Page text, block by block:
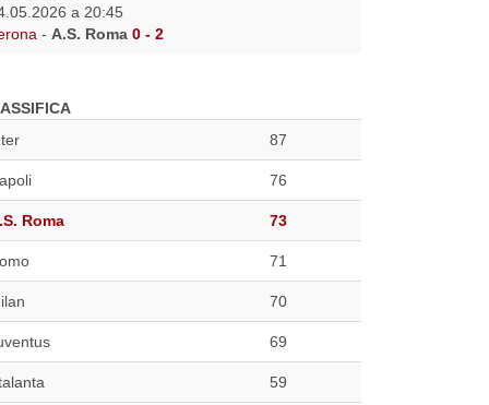
a 20:45
- A.S. Roma 0 - 2
87
76
Roma 73
71
70
69
59